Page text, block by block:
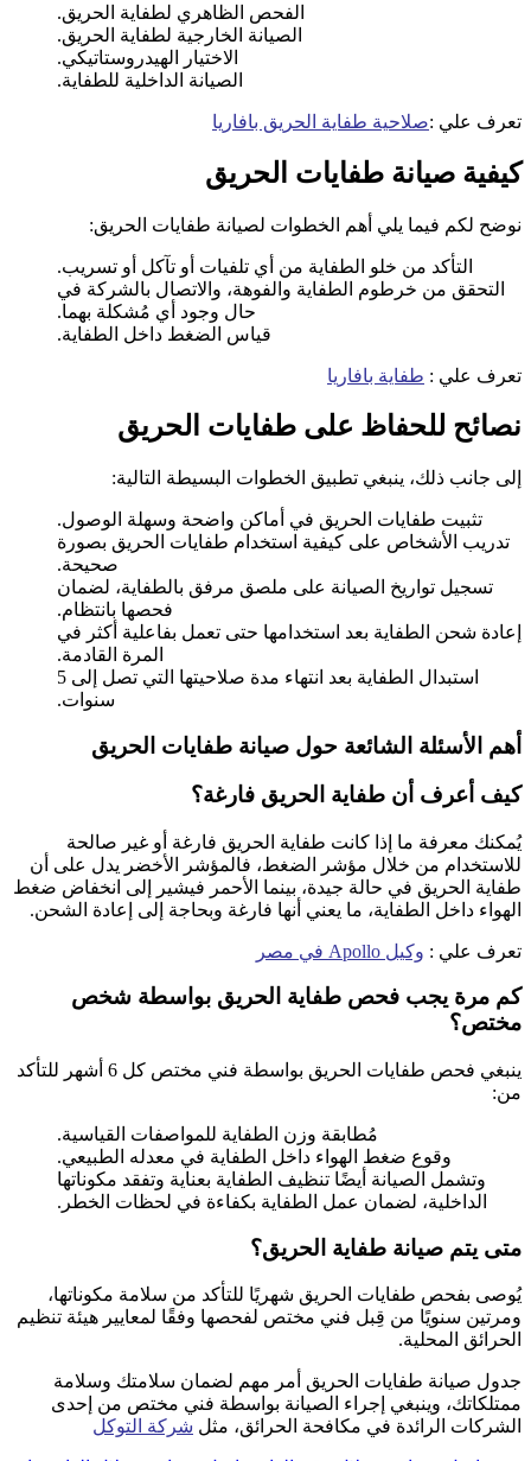
الفحص الظاهري لطفاية الحريق.
الصيانة الخارجية لطفاية الحريق.
الاختيار الهيدروستاتيكي.
الصيانة الداخلية للطفاية.
تعرف علي :صلاحية طفاية الحريق بافاريا
كيفية صيانة طفايات الحريق
نوضح لكم فيما يلي أهم الخطوات لصيانة طفايات الحريق:
التأكد من خلو الطفاية من أي تلفيات أو تآكل أو تسريب.
التحقق من خرطوم الطفاية والفوهة، والاتصال بالشركة في
حال وجود أي مُشكلة بهما.
قياس الضغط داخل الطفاية.
تعرف علي : طفاية بافاريا
نصائح للحفاظ على طفايات الحريق
إلى جانب ذلك، ينبغي تطبيق الخطوات البسيطة التالية:
تثبيت طفايات الحريق في أماكن واضحة وسهلة الوصول.
تدريب الأشخاص على كيفية استخدام طفايات الحريق بصورة
صحيحة.
تسجيل تواريخ الصيانة على ملصق مرفق بالطفاية، لضمان
فحصها بانتظام.
إعادة شحن الطفاية بعد استخدامها حتى تعمل بفاعلية أكثر في
المرة القادمة.
استبدال الطفاية بعد انتهاء مدة صلاحيتها التي تصل إلى 5
سنوات.
أهم الأسئلة الشائعة حول صيانة طفايات الحريق
كيف أعرف أن طفاية الحريق فارغة؟
يُمكنك معرفة ما إذا كانت طفاية الحريق فارغة أو غير صالحة
للاستخدام من خلال مؤشر الضغط، فالمؤشر الأخضر يدل على أن
طفاية الحريق في حالة جيدة، بينما الأحمر فيشير إلى انخفاض ضغط
الهواء داخل الطفاية، ما يعني أنها فارغة وبحاجة إلى إعادة الشحن.
تعرف علي : وكيل Apollo في مصر
كم مرة يجب فحص طفاية الحريق بواسطة شخص
مختص؟
ينبغي فحص طفايات الحريق بواسطة فني مختص كل 6 أشهر للتأكد
من:
مُطابقة وزن الطفاية للمواصفات القياسية.
وقوع ضغط الهواء داخل الطفاية في معدله الطبيعي.
وتشمل الصيانة أيضًا تنظيف الطفاية بعناية وتفقد مكوناتها
الداخلية، لضمان عمل الطفاية بكفاءة في لحظات الخطر.
متى يتم صيانة طفاية الحريق؟
يُوصى بفحص طفايات الحريق شهريًا للتأكد من سلامة مكوناتها،
ومرتين سنويًا من قِبل فني مختص لفحصها وفقًا لمعايير هيئة تنظيم
الحرائق المحلية.
جدول صيانة طفايات الحريق أمر مهم لضمان سلامتك وسلامة
ممتلكاتك، وينبغي إجراء الصيانة بواسطة فني مختص من إحدى
الشركات الرائدة في مكافحة الحرائق، مثل شركة التوكل